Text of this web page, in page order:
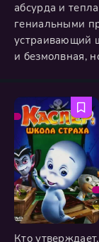
абсурда и
гениальными
устраивающий
и безмолвная,
так и глубоко
переросший
культурным
Кто